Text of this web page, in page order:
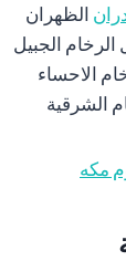
الظهران
الرخام الجبيل
الاحساء
الشرقية
مكه